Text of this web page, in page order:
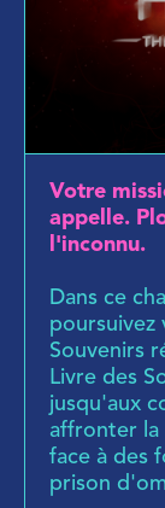
Votre
appelle.
l'inconnu.
Dans ce
poursuivez
Souvenirs
Livre des
jusqu'aux
affronter la
face à des
prison